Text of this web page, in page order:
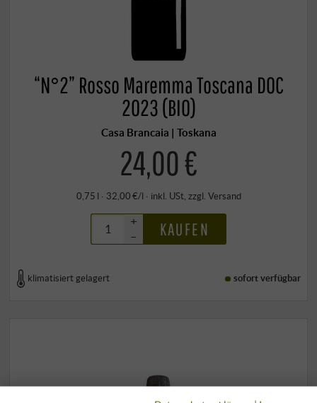
“N°2” Rosso Maremma Toscana DOC
2023 (BIO)
Casa Brancaia | Toskana
24,00 €
0,75 l · 32,00 €/l · inkl. USt, zzgl. Versand
+
–
KAUFEN
klimatisiert gelagert sofort verfügbar